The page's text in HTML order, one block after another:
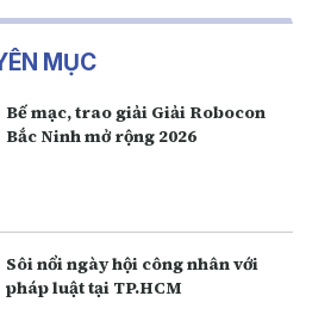
MỤC
Bế mạc, trao giải Giải Robocon
Bắc Ninh mở rộng 2026
Sôi nổi ngày hội công nhân với
pháp luật tại TP.HCM